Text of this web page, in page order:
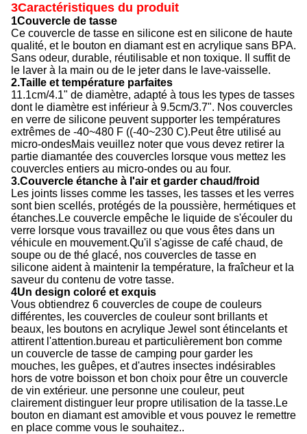
3Caractéristiques du produit
1Couvercle de tasse
Ce couvercle de tasse en silicone est en silicone de haute
qualité, et le bouton en diamant est en acrylique sans BPA.
Sans odeur, durable, réutilisable et non toxique. Il suffit de
le laver à la main ou de le jeter dans le lave-vaisselle.
2.Taille et température parfaites
11.1cm/4.1" de diamètre, adapté à tous les types de tasses
dont le diamètre est inférieur à 9.5cm/3.7". Nos couvercles
en verre de silicone peuvent supporter les températures
extrêmes de -40~480 F ((-40~230 C).Peut être utilisé au
micro-ondesMais veuillez noter que vous devez retirer la
partie diamantée des couvercles lorsque vous mettez les
couvercles entiers au micro-ondes ou au four.
3.Couvercle étanche à l'air et garder chaud/froid
Les joints lisses comme les tasses, les tasses et les verres
sont bien scellés, protégés de la poussière, hermétiques et
étanches.Le couvercle empêche le liquide de s'écouler du
verre lorsque vous travaillez ou que vous êtes dans un
véhicule en mouvement.Qu'il s'agisse de café chaud, de
soupe ou de thé glacé, nos couvercles de tasse en
silicone aident à maintenir la température, la fraîcheur et la
saveur du contenu de votre tasse.
4Un design coloré et exquis
Vous obtiendrez 6 couvercles de coupe de couleurs
différentes, les couvercles de couleur sont brillants et
beaux, les boutons en acrylique Jewel sont étincelants et
attirent l'attention.bureau et particulièrement bon comme
un couvercle de tasse de camping pour garder les
mouches, les guêpes, et d'autres insectes indésirables
hors de votre boisson et bon choix pour être un couvercle
de vin extérieur. une personne une couleur, peut
clairement distinguer leur propre utilisation de la tasse.Le
bouton en diamant est amovible et vous pouvez le remettre
en place comme vous le souhaitez..